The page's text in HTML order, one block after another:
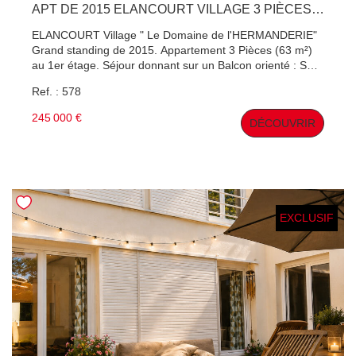
APT DE 2015 ELANCOURT VILLAGE 3 PIÈCES 63 M²
ELANCOURT Village " Le Domaine de l'HERMANDERIE"
Grand standing de 2015. Appartement 3 Pièces (63 m²)
au 1er étage. Séjour donnant sur un Balcon orienté : SUD
sur le séjour. 2 Chambres avec placards. 1 Salle de bains
(sèche serviette) 1 wc séparé 1 Place de parking
extérieur privé. Résidence privée . Chauffage Gaz
Ref. : 578
245 000 € DÉCOUVRIR
EXCLUSIF